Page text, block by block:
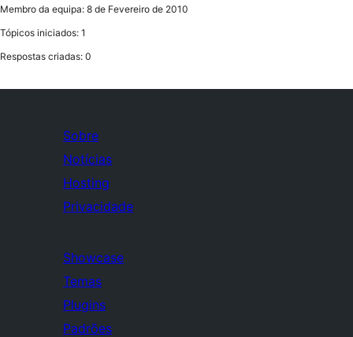
Membro da equipa: 8 de Fevereiro de 2010
Tópicos iniciados: 1
Respostas criadas: 0
Sobre
Notícias
Hosting
Privacidade
Showcase
Temas
Plugins
Padrões